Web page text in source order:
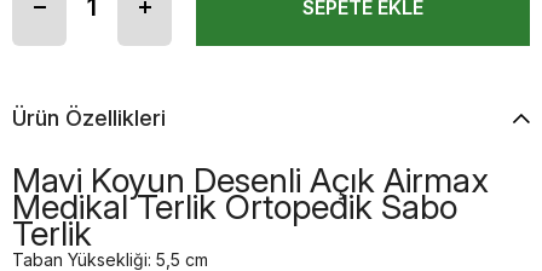
Ürün Özellikleri
Mavi Koyun Desenli Açık Airmax
Medikal Terlik Ortopedik Sabo
Terlik
Taban Yüksekliği: 5,5 cm